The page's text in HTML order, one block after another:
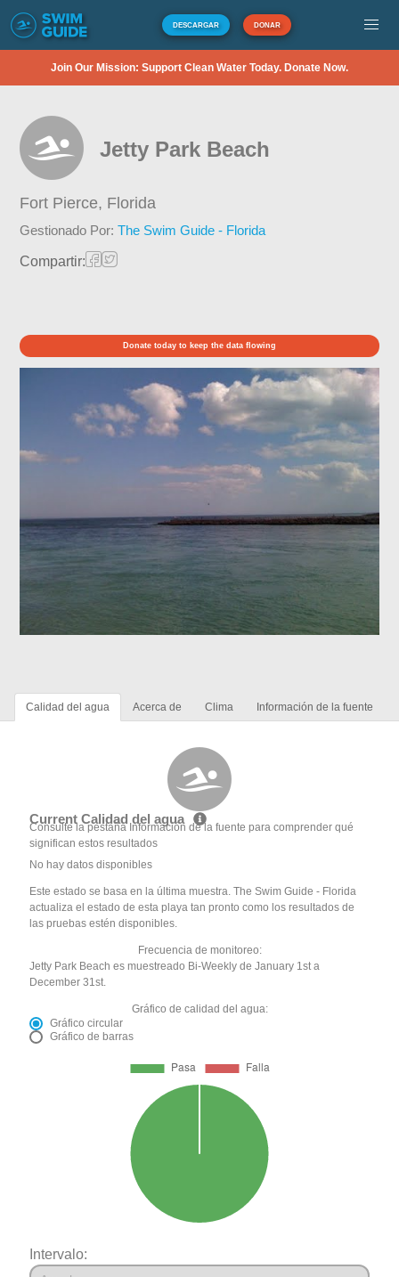
DESCARGAR DONAR
Join Our Mission: Support Clean Water Today. Donate Now.
Jetty Park Beach
Fort Pierce, Florida
Gestionado Por:The Swim Guide - Florida
Compartir:
Donate today to keep the data flowing
Calidad del agua Acerca de Clima Información de la fuente
Current Calidad del agua
Consulte la pestaña Información de la fuente para comprender qué
significan estos resultados
No hay datos disponibles
Este estado se basa en la última muestra. The Swim Guide - Florida
actualiza el estado de esta playa tan pronto como los resultados de
las pruebas estén disponibles.
Frecuencia de monitoreo:
Jetty Park Beach es muestreado Bi-Weekly de January 1st a
December 31st.
Gráfico de calidad del agua:
Gráfico circular
Gráfico de barras
Intervalo: